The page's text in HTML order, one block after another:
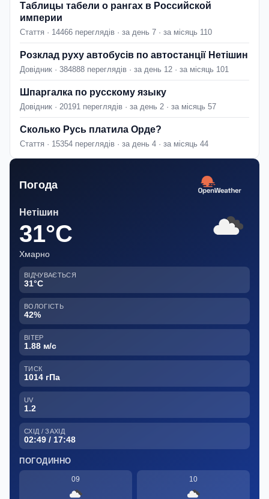
Таблицы табели о рангах в Российской
империи
Стаття · 14466 переглядів · за день 7 · за місяць 110
Розклад руху автобусів по автостанції Нетішин
Довідник · 384888 переглядів · за день 12 · за місяць 101
Шпаргалка по русскому языку
Довідник · 20191 переглядів · за день 2 · за місяць 57
Сколько Русь платила Орде?
Стаття · 15354 переглядів · за день 4 · за місяць 44
Погода
Нетішин
31°C
Хмарно
ВІДЧУВАЄТЬСЯ
31°C
ВОЛОГІСТЬ
42%
ВІТЕР
1.88 м/с
ТИСК
1014 гПа
UV
1.2
СХІД / ЗАХІД
02:49 / 17:48
ПОГОДИННО
09 10